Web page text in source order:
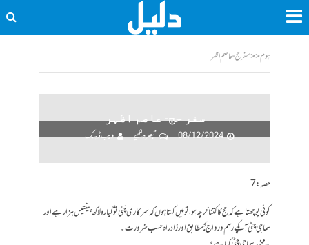
ہوم<<سفر حج- عاصم اظہر
سفر حج- عاصم اظہر
08/12/2024
تبصرہ لکھیے ویب ڈیسک
حصہ:7
کوئی پوچھتا ہے کہ حج کا کتنا خرچہ ہوا تو میں کہتا ہوں کہ سرکاری چَٹی تو گیارہ لاکھ پینتیس ہزار ہے اور
سماجی چٹی آپکے رسم و رواج کیمطابق اور زاد راہ حسب ضرورت۔